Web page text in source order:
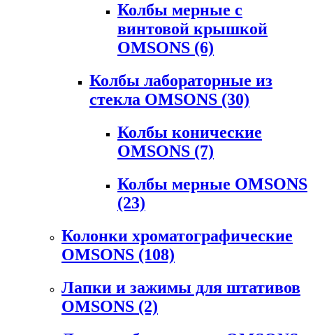
Колбы мерные с
винтовой крышкой
OMSONS (6)
Колбы лабораторные из
стекла OMSONS (30)
Колбы конические
OMSONS (7)
Колбы мерные OMSONS
(23)
Колонки хроматографические
OMSONS (108)
Лапки и зажимы для штативов
OMSONS (2)